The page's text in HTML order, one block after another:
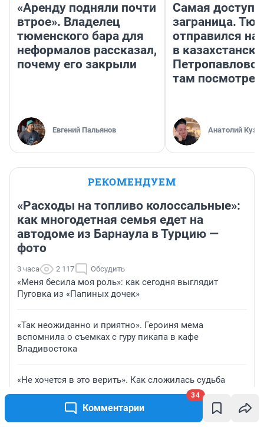
Комментарии
34
«Аренду подняли почти
втрое». Владелец
тюменского бара для
неформалов рассказал,
почему его закрыли
Евгений Пальянов
Самая
заграница.
отправился
в
там
Анатолий
РЕКОМЕНДУЕМ
«Расходы на топливо колоссальные»:
как многодетная семья едет на
автодоме из Барнаула в Турцию —
фото
3 часа 2 117 Обсудить
«Меня бесила моя роль»: как сегодня выглядит
Пуговка из «Папиных дочек»
«Так неожиданно и приятно». Героиня мема
вспомнила о съемках с гуру пикапа в кафе
Владивостока
«Не хочется в это верить». Как сложилась судьба
«следователя на золотом Lexus» после скандала в
Екатеринбурге